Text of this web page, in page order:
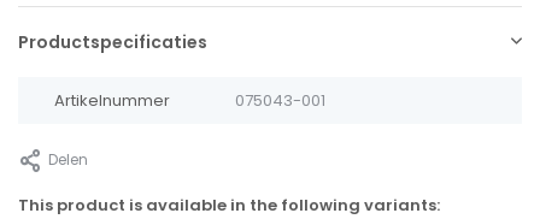
Productspecificaties
Artikelnummer 075043-001
Delen
This product is available in the following variants: